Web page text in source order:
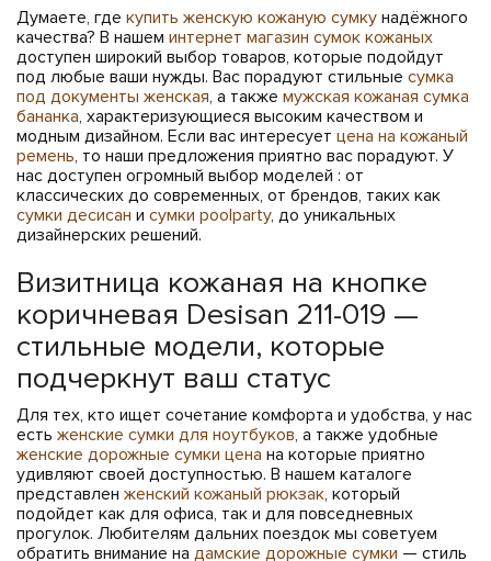
Думаете, где купить женскую кожаную сумку надёжного
качества? В нашем интернет магазин сумок кожаных
доступен широкий выбор товаров, которые подойдут
под любые ваши нужды. Вас порадуют стильные сумка
под документы женская, а также мужская кожаная сумка
бананка, характеризующиеся высоким качеством и
модным дизайном. Если вас интересует цена на кожаный
ремень, то наши предложения приятно вас порадуют. У
нас доступен огромный выбор моделей : от
классических до современных, от брендов, таких как
сумки десисан и сумки poolparty, до уникальных
дизайнерских решений.
Визитница кожаная на кнопке
коричневая Desisan 211-019 —
стильные модели, которые
подчеркнут ваш статус
Для тех, кто ищет сочетание комфорта и удобства, у нас
есть женские сумки для ноутбуков, а также удобные
женские дорожные сумки цена на которые приятно
удивляют своей доступностью. В нашем каталоге
представлен женский кожаный рюкзак, который
подойдет как для офиса, так и для повседневных
прогулок. Любителям дальних поездок мы советуем
обратить внимание на дамские дорожные сумки — стиль